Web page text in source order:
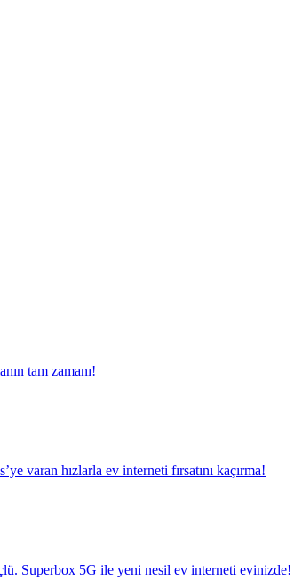
tam zamanı!
varan hızlarla ev interneti fırsatını kaçırma!
Superbox 5G ile yeni nesil ev interneti evinizde!